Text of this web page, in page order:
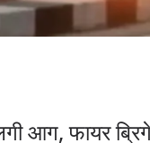
आग, फायर